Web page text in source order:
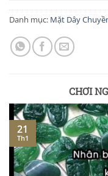
Danh mục: Mặt Dây
CHƠI
21
Th1